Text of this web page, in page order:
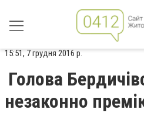
15:51, 7 грудня 2016 р.
Голова
незаконно